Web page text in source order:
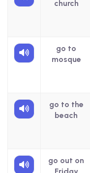
church
go to
mosque
go to the
beach
go out on